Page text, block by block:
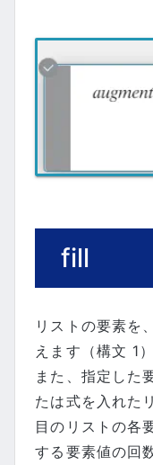
fill
リストの要素を
えます（構文 1）
また、指定した
たは式を⼊れた
目のリストの各
する要素値の回